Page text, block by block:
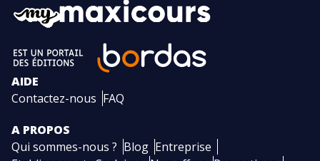
AIDE
Contactez-nous FAQ
A PROPOS
Qui sommes-nous ? Blog Entreprise